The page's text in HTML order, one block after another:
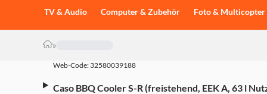
TV & Audio Computer & Zubehör Foto & Multicopter
»
Web-Code: 32580039188
Caso BBQ Cooler S-R (freistehend, EEK A, 63 l